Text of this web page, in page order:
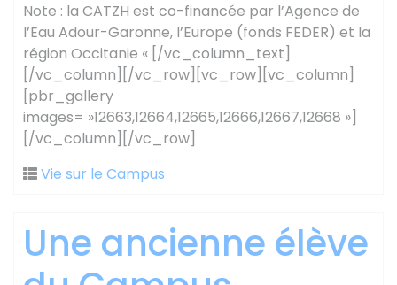
Note : la CATZH est co-financée par l’Agence de
l’Eau Adour-Garonne, l’Europe (fonds FEDER) et la
région Occitanie « [/vc_column_text]
[/vc_column][/vc_row][vc_row][vc_column]
[pbr_gallery
images= »12663,12664,12665,12666,12667,12668 »]
[/vc_column][/vc_row]
Vie sur le Campus
Une ancienne élève